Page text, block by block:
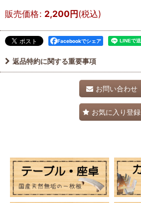
販売価格: 2,200円(税込)
Facebookでシェア
返品特約に関する重要事項
お問い合わせ
お気に入り登録